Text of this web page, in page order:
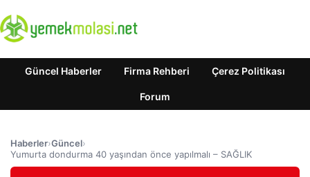
Güncel Haberler Firma Rehberi Çerez Politikası
Forum
Haberler›Güncel›
Yumurta dondurma 40 yaşından önce yapılmalı – SAĞLIK